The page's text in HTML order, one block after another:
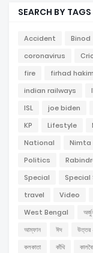
SEARCH BY TAGS
Accident Binod
coronavirus
fire
firhad hakim
indian railways
ISL
joe biden
KP
Lifestyle
National
Nimta
Politics
Special
Special
travel
Video
West Bengal
আম্ফান
ঈদ উত্তর
কলকাতা
কাঁথি